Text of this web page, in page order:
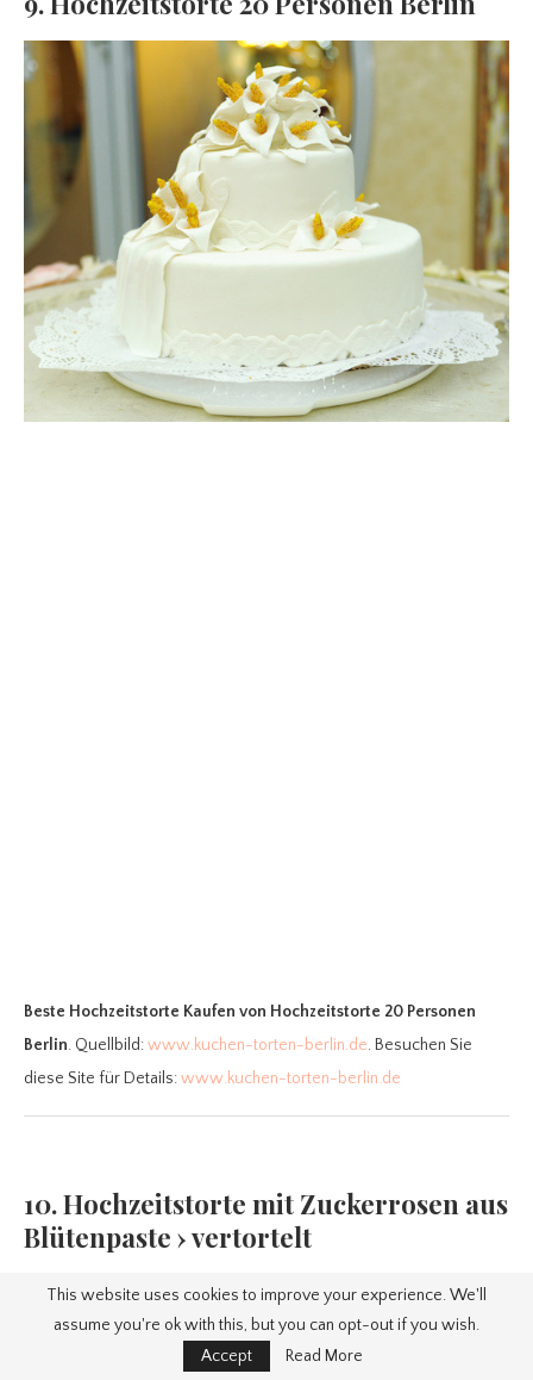
Beste Hochzeitstorte Kaufen von Hochzeitstorte 20 Personen
Berlin. Quellbild:www.kuchen-torten-berlin.de. Besuchen Sie
diese Site für Details:www.kuchen-torten-berlin.de
10. Hochzeitstorte mit Zuckerrosen aus
Blütenpaste › vertortelt
This website uses cookies to improve your experience. We'll
assume you're ok with this, but you can opt-out if you wish.
Accept
Read More